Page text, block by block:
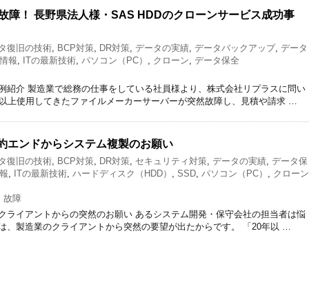
障！ 長野県法人様・SAS HDDのクローンサービス成功事
復旧の技術, BCP対策, DR対策, データの実績, データバックアップ, データ
報, ITの最新技術, パソコン（PC） , クローン, データ保全
紹介 製造業で総務の仕事をしている社員様より、株式会社リプラスに問い
上使用してきたファイルメーカーサーバーが突然故障し、見積や請求 …
エンドからシステム複製のお願い
復旧の技術, BCP対策, DR対策, セキュリティ対策, データの実績, データ保
, ITの最新技術, ハードディスク（HDD） , SSD, パソコン（PC） , クローン
故障
ライアントからの突然のお願い あるシステム開発・保守会社の担当者は悩
、製造業のクライアントから突然の要望が出たからです。 「20年以 …